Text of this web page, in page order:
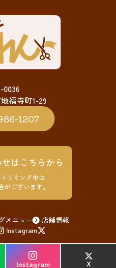
Instagram X
Instagram X
0036
福寺町1-29
1207
はこちらから
リミング中は
ございます。
メニュー
店舗情報
Instagram
ロンまーれん